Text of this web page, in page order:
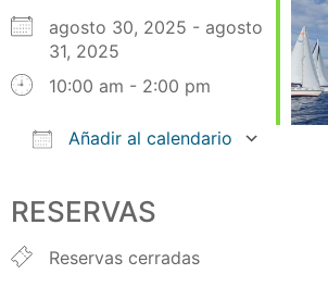
agosto 30, 2025 - agosto
31, 2025
10:00 am - 2:00 pm
Añadir al calendario
RESERVAS
Reservas cerradas